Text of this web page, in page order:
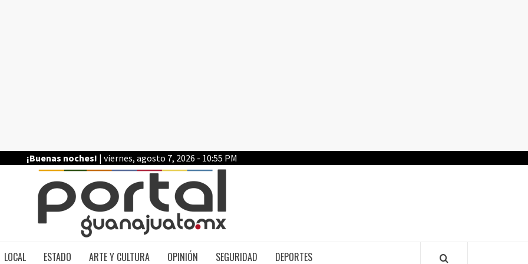
¡Buenas noches! | viernes, agosto 7, 2026 - 10:55 PM
LOCAL ESTADO ARTE Y CULTURA OPINIÓN SEGURIDAD DEPORTES